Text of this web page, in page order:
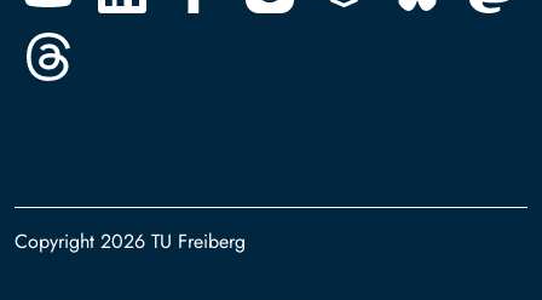
Copyright 2026 TU Freiberg